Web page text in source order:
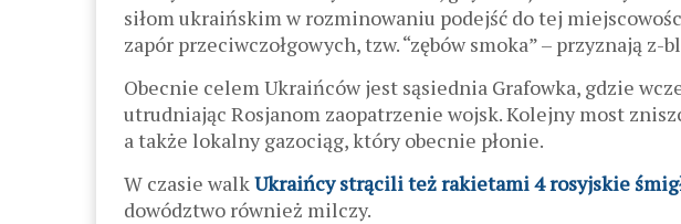
siłom ukraińskim w rozminowaniu podejść do tej
zapór przeciwczołgowych, tzw. “zębów smoka” – przyznają z-
Obecnie celem Ukraińców jest sąsiednia Grafowka, gdzie
utrudniając Rosjanom zaopatrzenie wojsk. Kolejny most
a także lokalny gazociąg, który obecnie płonie.
W czasie walkUkraińcy strącili też rakietami 4 rosyjskie
dowództwo również milczy.